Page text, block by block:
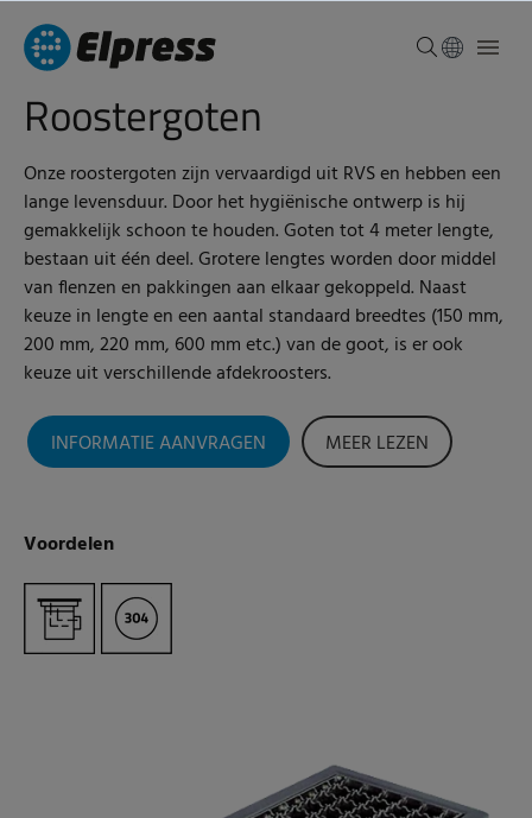
Roostergoten
Onze roostergoten zijn vervaardigd uit RVS en hebben een
lange levensduur. Door het hygiënische ontwerp is hij
gemakkelijk schoon te houden. Goten tot 4 meter lengte,
bestaan uit één deel. Grotere lengtes worden door middel
van flenzen en pakkingen aan elkaar gekoppeld. Naast
keuze in lengte en een aantal standaard breedtes (150 mm,
200 mm, 220 mm, 600 mm etc.) van de goot, is er ook
keuze uit verschillende afdekroosters.
INFORMATIE AANVRAGEN MEER LEZEN
Voordelen